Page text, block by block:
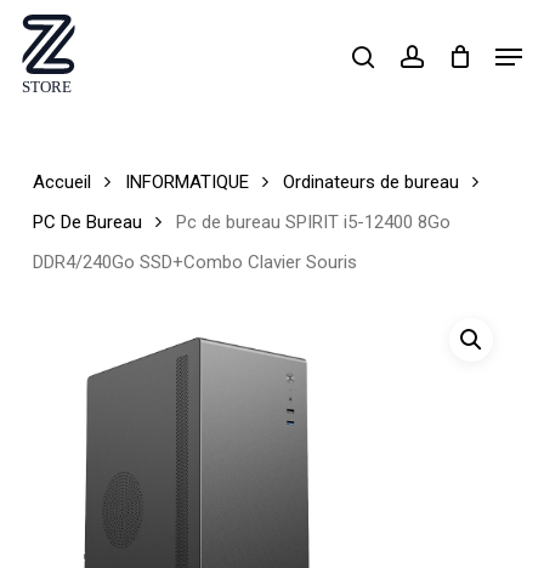
Skip
main
searchaccount
Accueil INFORMATIQUE
Ordinateurs de bureau
PC De Bureau
Pc de bureau SPIRIT i5-12400 8Go
DDR4/240Go SSD+Combo Clavier Souris